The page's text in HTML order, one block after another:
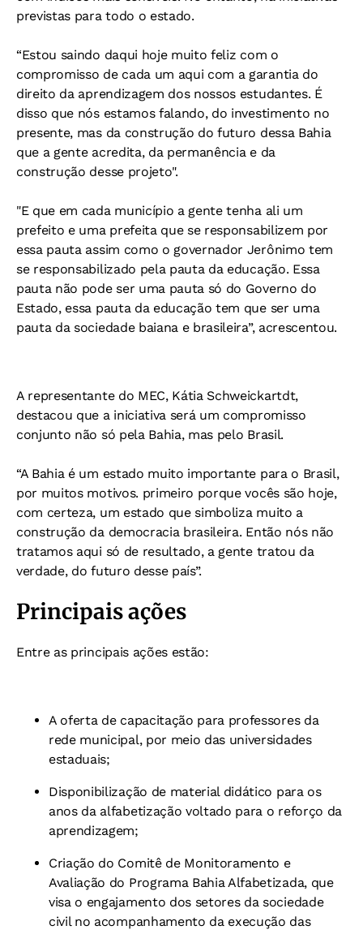
previstas para todo o estado.
“Estou saindo daqui hoje muito feliz com o
compromisso de cada um aqui com a garantia do
direito da aprendizagem dos nossos estudantes. É
disso que nós estamos falando, do investimento no
presente, mas da construção do futuro dessa Bahia
que a gente acredita, da permanência e da
construção desse projeto".
"E que em cada município a gente tenha ali um
prefeito e uma prefeita que se responsabilizem por
essa pauta assim como o governador Jerônimo tem
se responsabilizado pela pauta da educação. Essa
pauta não pode ser uma pauta só do Governo do
Estado, essa pauta da educação tem que ser uma
pauta da sociedade baiana e brasileira”, acrescentou.
A representante do MEC, Kátia Schweickartdt,
destacou que a iniciativa será um compromisso
conjunto não só pela Bahia, mas pelo Brasil.
“A Bahia é um estado muito importante para o Brasil,
por muitos motivos. primeiro porque vocês são hoje,
com certeza, um estado que simboliza muito a
construção da democracia brasileira. Então nós não
tratamos aqui só de resultado, a gente tratou da
verdade, do futuro desse país”.
Principais ações
Entre as principais ações estão:
A oferta de capacitação para professores da
rede municipal, por meio das universidades
estaduais;
Disponibilização de material didático para os
anos da alfabetização voltado para o reforço da
aprendizagem;
Criação do Comitê de Monitoramento e
Avaliação do Programa Bahia Alfabetizada, que
visa o engajamento dos setores da sociedade
civil no acompanhamento da execução das